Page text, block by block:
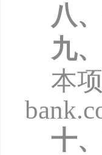
八
九
本
十